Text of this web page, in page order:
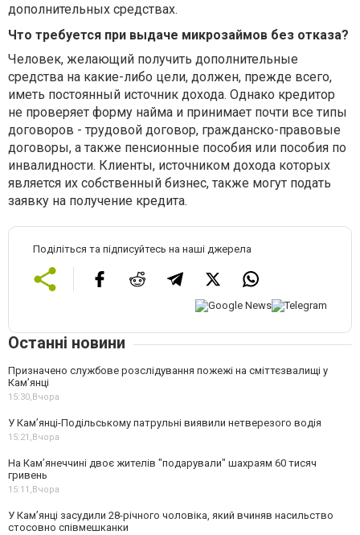
дополнительных средствах.
Что требуется при выдаче микрозаймов без отказа?
Человек, желающий получить дополнительные
средства на какие-либо цели, должен, прежде всего,
иметь постоянный источник дохода. Однако кредитор
не проверяет форму найма и принимает почти все типы
договоров - трудовой договор, гражданско-правовые
договоры, а также пенсионные пособия или пособия по
инвалидности. Клиенты, источником дохода которых
является их собственный бизнес, также могут подать
заявку на получение кредита.
Поділіться та підписуйтесь на наші джерела
Останні новини
Призначено службове розслідування пожежі на сміттєзвалищі у
Кам’янці
15:30, Вчора
У Кам’янці-Подільському патрульні виявили нетверезого водія
15:21, Вчора
На Камʼянеччині двоє жителів "подарували" шахраям 60 тисяч
гривень
15:11, Вчора
У Камʼянці засудили 28-річного чоловіка, який вчиняв насильство
стосовно співмешканки